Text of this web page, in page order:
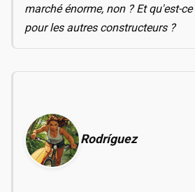
marché énorme, non ? Et qu'est-
pour les autres constructeurs ?
Rodríguez